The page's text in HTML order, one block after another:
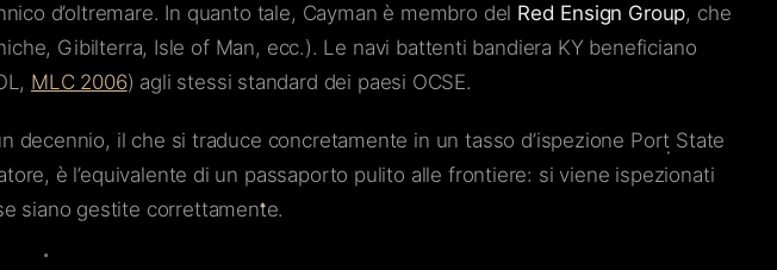
d’oltremare. In quanto tale, Cayman è membro del Red Ensign Group, che
Gibilterra, Isle of Man, ecc.). Le navi battenti bandiera KY beneficiano
MLC 2006) agli stessi standard dei paesi OCSE.
decennio, il che si traduce concretamente in un tasso d’ispezione Port State
è l’equivalente di un passaporto pulito alle frontiere: si viene ispezionati
siano gestite correttamente.